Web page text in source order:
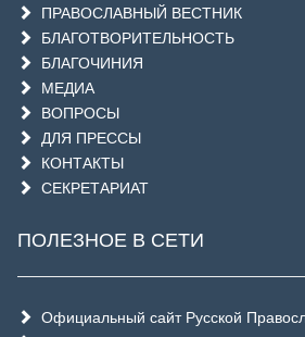
ПРАВОСЛАВНЫЙ ВЕСТНИК
БЛАГОТВОРИТЕЛЬНОСТЬ
БЛАГОЧИНИЯ
МЕДИА
ВОПРОСЫ
ДЛЯ ПРЕССЫ
КОНТАКТЫ
СЕКРЕТАРИАТ
ПОЛЕЗНОЕ В СЕТИ
Официальный сайт Русской